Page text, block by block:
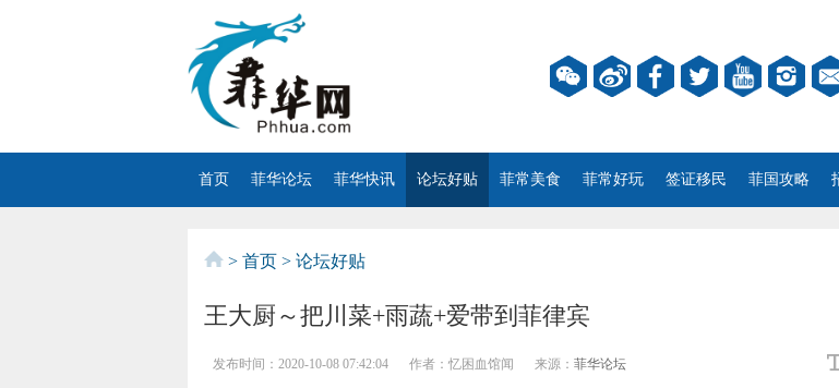
首页 菲华论坛 菲华快讯 论坛好贴 菲常美食 菲常好玩 签证移民 菲国攻略
> 首页 > 论坛好贴
王大厨～把川菜+雨蔬+爱带到菲律宾
发布时间： 2020-10-08 07:42:04 作者： 忆困血馆闻 来源： 菲华论坛